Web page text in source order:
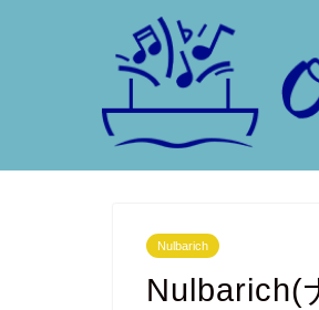
Nulbarich
Nulbarich(